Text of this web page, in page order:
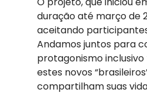
duração até março de
aceitando
Andamos juntos para
protagonismo
estes novos
compartilham suas